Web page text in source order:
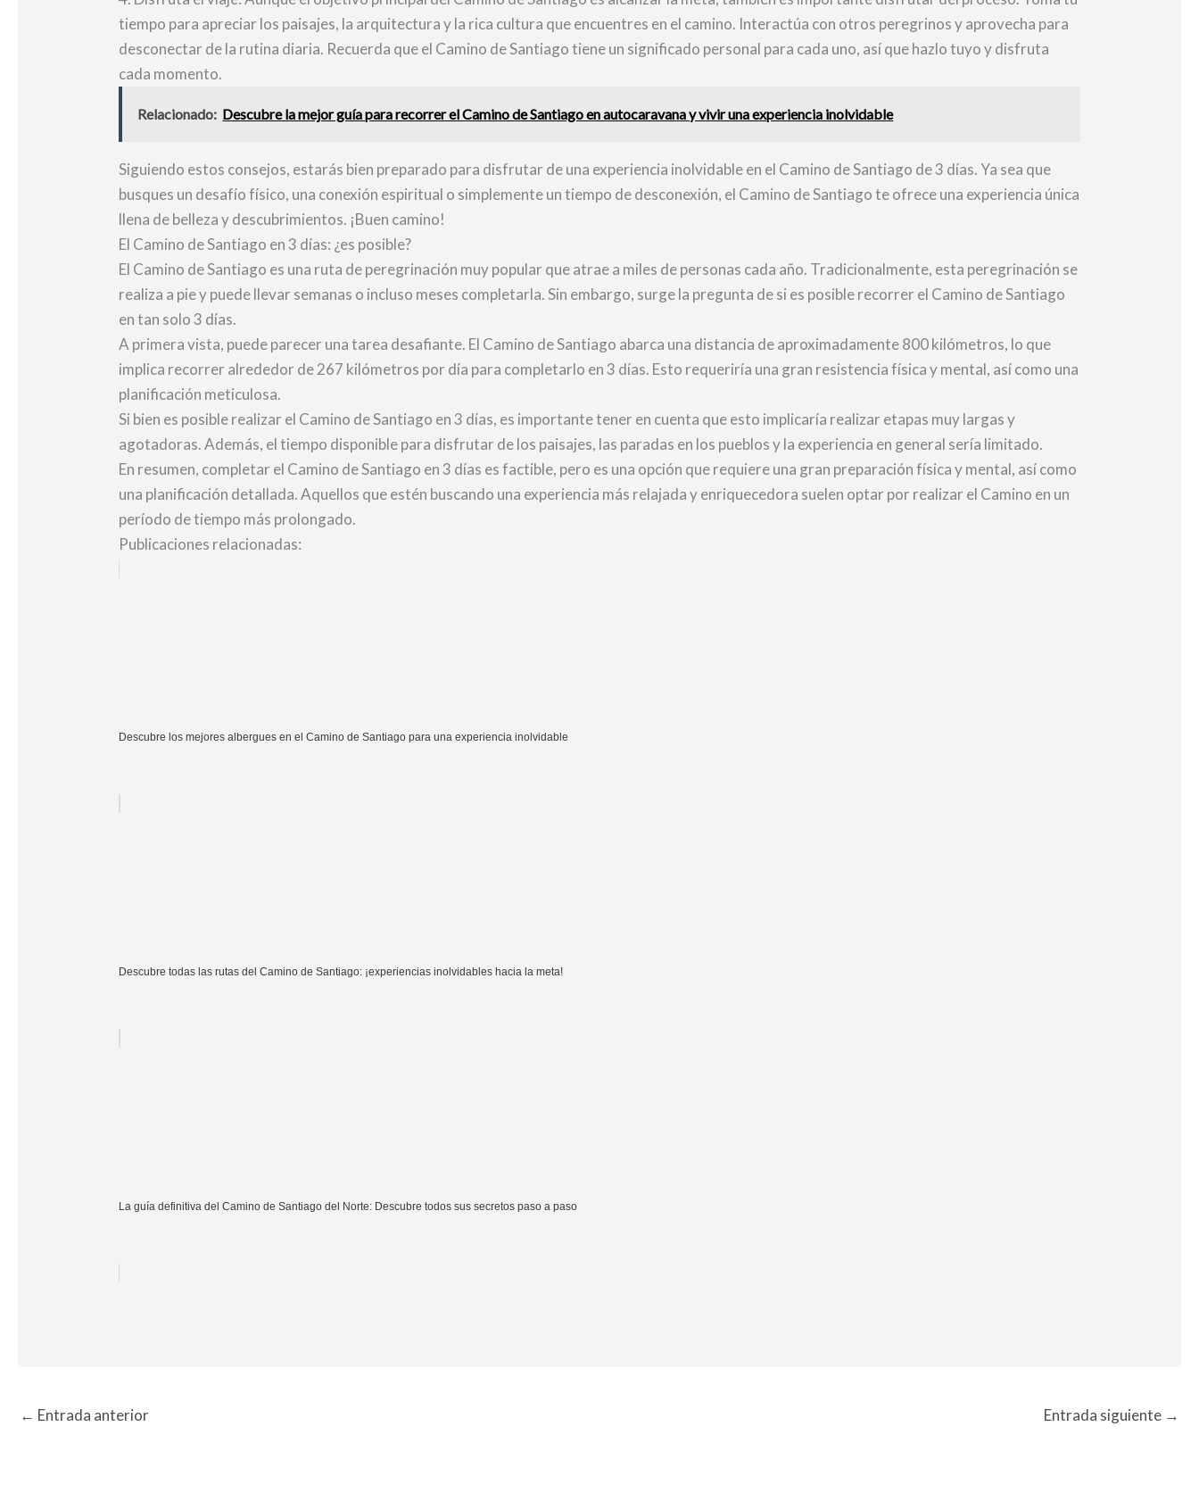
tiempo para apreciar los paisajes, la arquitectura y la rica cultura que encuentres en el camino. Interactúa con otros peregrinos y aprovecha para
desconectar de la rutina diaria. Recuerda que el Camino de Santiago tiene un significado personal para cada uno, así que hazlo tuyo y disfruta
cada momento.
Relacionado: Descubre la mejor guía para recorrer el Camino de Santiago en autocaravana y vivir una experiencia inolvidable
Siguiendo estos consejos, estarás bien preparado para disfrutar de una experiencia inolvidable en el Camino de Santiago de 3 días. Ya sea que
busques un desafío físico, una conexión espiritual o simplemente un tiempo de desconexión, el Camino de Santiago te ofrece una experiencia única
llena de belleza y descubrimientos. ¡Buen camino!
El Camino de Santiago en 3 días: ¿es posible?
El Camino de Santiago es una ruta de peregrinación muy popular que atrae a miles de personas cada año. Tradicionalmente, esta peregrinación se
realiza a pie y puede llevar semanas o incluso meses completarla. Sin embargo, surge la pregunta de si es posible recorrer el Camino de Santiago
en tan solo 3 días.
A primera vista, puede parecer una tarea desafiante. El Camino de Santiago abarca una distancia de aproximadamente 800 kilómetros, lo que
implica recorrer alrededor de 267 kilómetros por día para completarlo en 3 días. Esto requeriría una gran resistencia física y mental, así como una
planificación meticulosa.
Si bien es posible realizar el Camino de Santiago en 3 días, es importante tener en cuenta que esto implicaría realizar etapas muy largas y
agotadoras. Además, el tiempo disponible para disfrutar de los paisajes, las paradas en los pueblos y la experiencia en general sería limitado.
En resumen, completar el Camino de Santiago en 3 días es factible, pero es una opción que requiere una gran preparación física y mental, así como
una planificación detallada. Aquellos que estén buscando una experiencia más relajada y enriquecedora suelen optar por realizar el Camino en un
período de tiempo más prolongado.
Publicaciones relacionadas:
Descubre los mejores albergues en el Camino de Santiago para una experiencia inolvidable
Descubre todas las rutas del Camino de Santiago: ¡experiencias inolvidables hacia la meta!
La guía definitiva del Camino de Santiago del Norte: Descubre todos sus secretos paso a paso
← Entrada anterior Entrada siguiente →